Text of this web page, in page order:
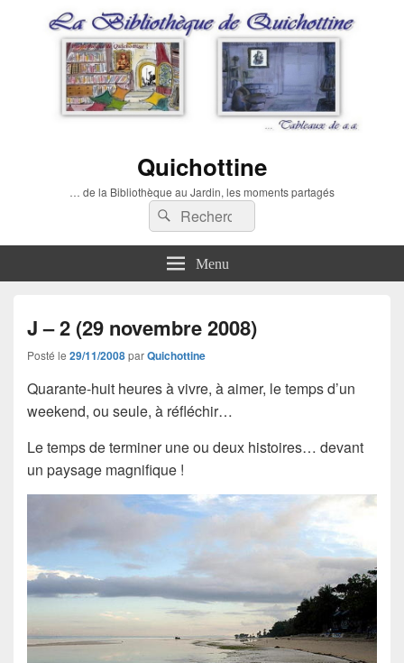
Quichottine
… de la Bibliothèque au Jardin, les moments partagés
Recherche :
Rechercher
Menu
J – 2 (29 novembre 2008)
Posté le 29/11/2008parQuichottine
Quarante-huit heures à vivre, à aimer, le temps d’un
weekend, ou seule, à réfléchir…
Le temps de terminer une ou deux histoires… devant
un paysage magnifique !